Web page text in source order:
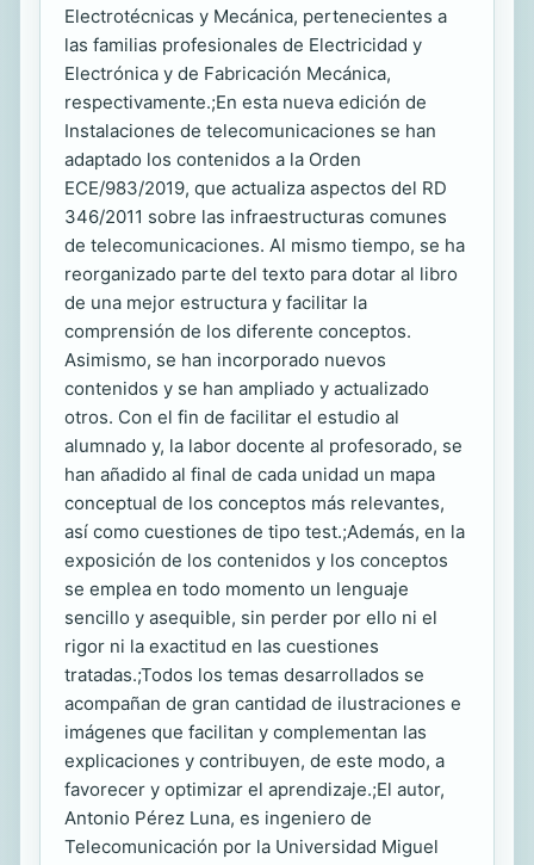
Electrotécnicas y Mecánica, pertenecientes a
las familias profesionales de Electricidad y
Electrónica y de Fabricación Mecánica,
respectivamente.;En esta nueva edición de
Instalaciones de telecomunicaciones se han
adaptado los contenidos a la Orden
ECE/983/2019, que actualiza aspectos del RD
346/2011 sobre las infraestructuras comunes
de telecomunicaciones. Al mismo tiempo, se ha
reorganizado parte del texto para dotar al libro
de una mejor estructura y facilitar la
comprensión de los diferente conceptos.
Asimismo, se han incorporado nuevos
contenidos y se han ampliado y actualizado
otros. Con el fin de facilitar el estudio al
alumnado y, la labor docente al profesorado, se
han añadido al final de cada unidad un mapa
conceptual de los conceptos más relevantes,
así como cuestiones de tipo test.;Además, en la
exposición de los contenidos y los conceptos
se emplea en todo momento un lenguaje
sencillo y asequible, sin perder por ello ni el
rigor ni la exactitud en las cuestiones
tratadas.;Todos los temas desarrollados se
acompañan de gran cantidad de ilustraciones e
imágenes que facilitan y complementan las
explicaciones y contribuyen, de este modo, a
favorecer y optimizar el aprendizaje.;El autor,
Antonio Pérez Luna, es ingeniero de
Telecomunicación por la Universidad Miguel